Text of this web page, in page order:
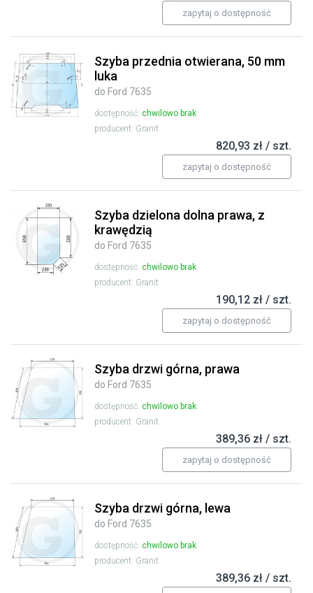
zapytaj o dostępność
Szyba przednia otwierana, 50 mm
luka
do Ford 7635
dostępność: chwilowo brak
producent: Granit
820,93 zł / szt.
zapytaj o dostępność
Szyba dzielona dolna prawa, z
krawędzią
do Ford 7635
dostępność: chwilowo brak
producent: Granit
190,12 zł / szt.
zapytaj o dostępność
Szyba drzwi górna, prawa
do Ford 7635
dostępność: chwilowo brak
producent: Granit
389,36 zł / szt.
zapytaj o dostępność
Szyba drzwi górna, lewa
do Ford 7635
dostępność: chwilowo brak
producent: Granit
389,36 zł / szt.